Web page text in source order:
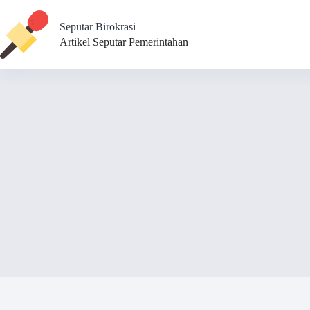
content
Seputar Birokrasi
Artikel Seputar Pemerintahan